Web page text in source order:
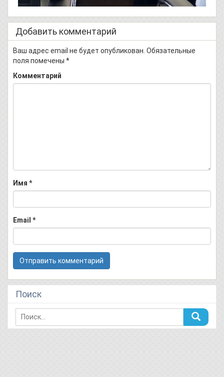
Добавить комментарий
Ваш адрес email не будет опубликован. Обязательные
поля помечены *
Комментарий
Имя *
Email *
Поиск